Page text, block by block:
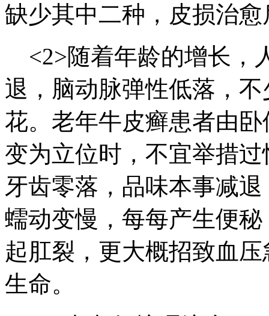
缺少其中二种，皮损治
<2>随着年龄的增长，
退，脑动脉弹性低落，
花。老年牛皮癣患者由
变为立位时，不宜举措
牙齿零落，品味本事减
蠕动变慢，每每产生便
起肛裂，更大概招致血
生命。